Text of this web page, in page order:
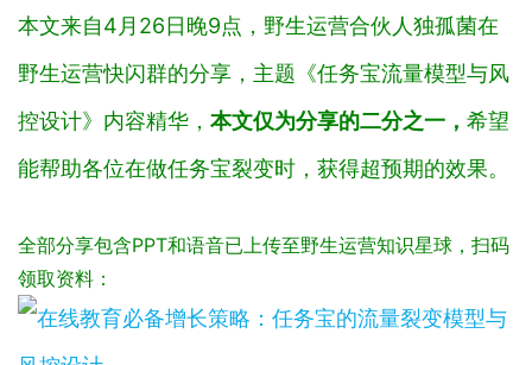
本文来自4月26日晚9点，野生运营合伙人独孤菌在
野生运营快闪群的分享，主题《任务宝流量模型与风
控设计》内容精华， 本文仅为分享的二分之一， 希望
能帮助各位在做任务宝裂变时，获得超预期的效果。
全部分享包含PPT和语音已上传至野生运营知识星球，扫码
领取资料：